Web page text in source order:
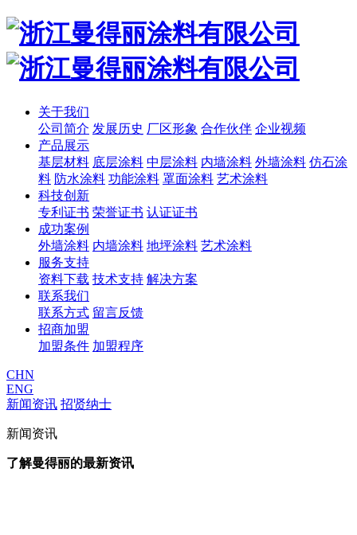
关于我们
公司简介 发展历史 厂区形象 合作伙伴 企业视频
产品展示
基层材料 底层涂料 中层涂料 内墙涂料 外墙涂料 仿石涂
料 防水涂料 功能涂料 罩面涂料 艺术涂料
科技创新
专利证书 荣誉证书 认证证书
成功案例
外墙涂料 内墙涂料 地坪涂料 艺术涂料
服务支持
资料下载 技术支持 解决方案
联系我们
联系方式 留言反馈
招商加盟
加盟条件 加盟程序
CHN
ENG
新闻资讯 招贤纳士
新闻资讯
了解曼得丽的最新资讯